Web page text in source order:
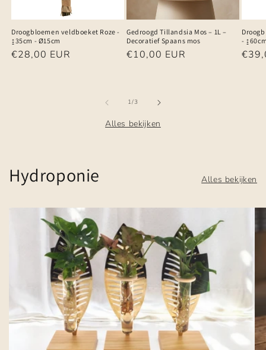
Droogbloemen veldboeket Roze -
↨35cm - Ø15cm
Normale
€28,00 EUR
Gedroogd Tillandsia Mos – 1L –
Decoratief Spaans mos
Normale
€10,00 EUR
-
1/van
3
Alles bekijken
Hydroponie Alles bekijken